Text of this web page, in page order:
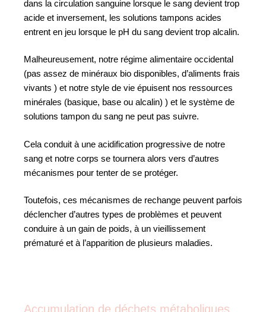
dans la circulation sanguine lorsque le sang devient trop
acide et inversement, les solutions tampons acides
entrent en jeu lorsque le pH du sang devient trop alcalin.
Malheureusement, notre régime alimentaire occidental
(pas assez de minéraux bio disponibles, d’aliments frais
vivants ) et notre style de vie épuisent nos ressources
minérales (basique, base ou alcalin) ) et le système de
solutions tampon du sang ne peut pas suivre.
Cela conduit à une acidification progressive de notre
sang et notre corps se tournera alors vers d’autres
mécanismes pour tenter de se protéger.
Toutefois, ces mécanismes de rechange peuvent parfois
déclencher d’autres types de problèmes et peuvent
conduire à un gain de poids, à un vieillissement
prématuré et à l’apparition de plusieurs maladies.
Accumulation de déchets métaboliques